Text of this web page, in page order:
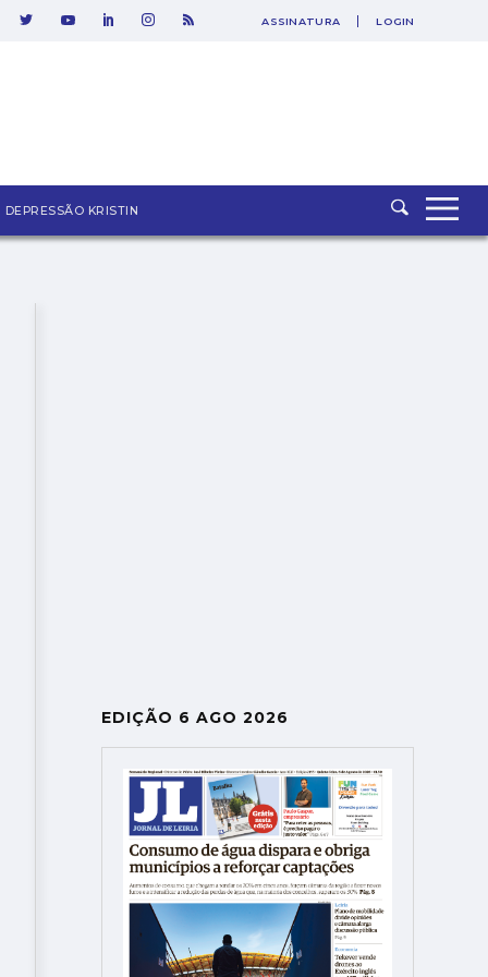
SAIR
ASSINATURA LOGIN
DEPRESSÃO KRISTIN
EDIÇÃO 6 AGO 2026